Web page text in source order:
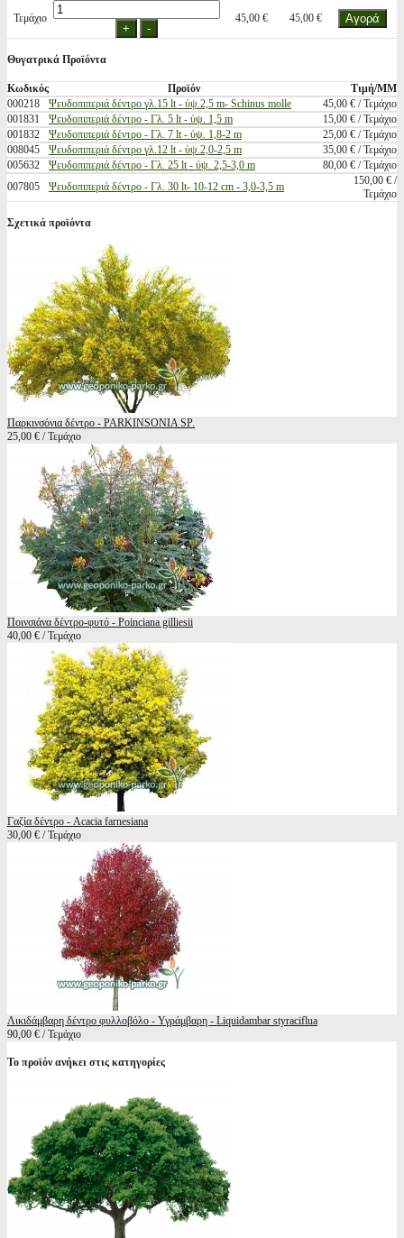
Τεμάχιο 45,00 € 45,00 €
Θυγατρικά Προϊόντα
Κωδικός Προϊόν
Τιμή/ΜΜ
000218
Ψευδοπιπεριά δέντρο γλ.15 lt - ύψ.2,5 m- Schinus molle
45,00 € / Τεμάχιο
001831
Ψευδοπιπεριά δέντρο - Γλ. 5 lt - ύψ. 1,5 m
15,00 € / Τεμάχιο
001832
Ψευδοπιπεριά δέντρο - Γλ. 7 lt - ύψ. 1,8-2 m
25,00 € / Τεμάχιο
008045
Ψευδοπιπεριά δέντρο γλ.12 lt - ύψ.2,0-2,5 m
35,00 € / Τεμάχιο
005632
Ψευδοπιπεριά δέντρο - Γλ. 25 lt - ύψ. 2,5-3,0 m
80,00 € / Τεμάχιο
007805
Ψευδοπιπεριά δέντρο - Γλ. 30 lt- 10-12 cm - 3,0-3,5 m
150,00 € /
Τεμάχιο
Σχετικά προϊόντα
Παρκινσόνια δέντρο - PARKINSONIA SP.
25,00 € / Τεμάχιο
Ποινσιάνα δέντρο-φυτό - Poinciana gilliesii
40,00 € / Τεμάχιο
Γαζία δέντρο - Acacia farnesiana
30,00 € / Τεμάχιο
Λικιδάμβαρη δέντρο φυλλοβόλο - Υγράμβαρη - Liquidambar styraciflua
90,00 € / Τεμάχιο
Το προϊόν ανήκει στις κατηγορίες